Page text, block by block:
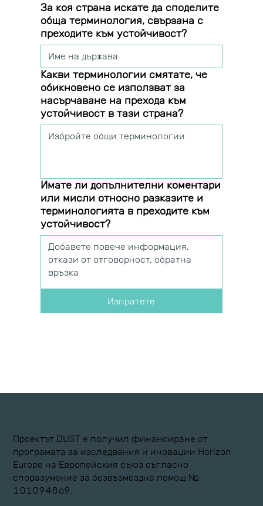
За коя страна искате да споделите
обща терминология, свързана с
преходите към устойчивост?
Какви терминологии смятате, че
обикновено се използват за
насърчаване на прехода към
устойчивост в тази страна?
Имате ли допълнителни коментари
или мисли относно разказите и
терминологията в преходите към
устойчивост?
Изпратете
Проектът DUST е получил финансиране от
програмата за изследвания и иновации Horizon
Europe на Европейския съюз съгласно
споразумение за безвъзмездна помощ №
101094869.